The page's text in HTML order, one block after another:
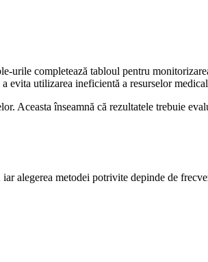
urile completează tabloul pentru
evita utilizarea ineficientă a resurselor
Aceasta înseamnă că rezultatele trebuie
alegerea metodei potrivite depinde de